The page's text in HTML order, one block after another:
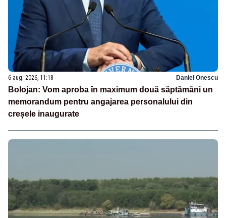
6 aug. 2026, 11:18 Daniel Onescu
Bolojan: Vom aproba în maximum două săptămâni un
memorandum pentru angajarea personalului din
creșele inaugurate